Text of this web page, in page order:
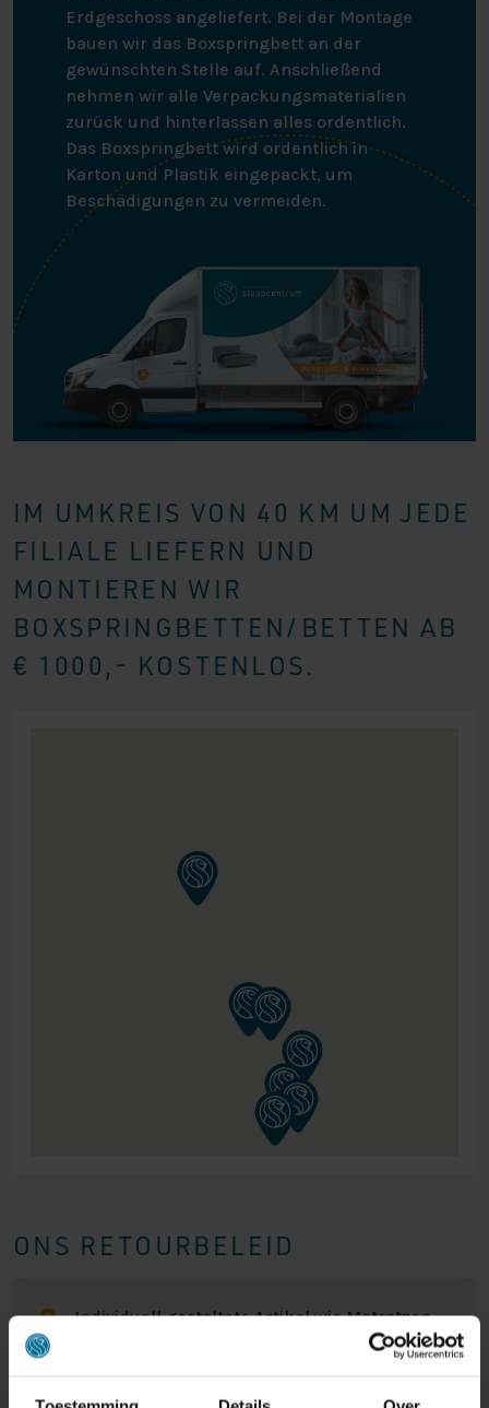
Erdgeschoss angeliefert. Bei der Montage
bauen wir das Boxspringbett an der
gewünschten Stelle auf. Anschließend
nehmen wir alle Verpackungsmaterialien
zurück und hinterlassen alles ordentlich.
Das Boxspringbett wird ordentlich in
Karton und Plastik eingepackt, um
Beschädigungen zu vermeiden.
IM UMKREIS VON 40 KM UM JEDE
FILIALE LIEFERN UND
MONTIEREN WIR
BOXSPRINGBETTEN/BETTEN AB
€ 1000,- KOSTENLOS.
ONS RETOURBELEID
Individuell gestaltete Artikel wie Matratzen,
Lattenroste, Obermatratzen und Boxspring-
Rückgabebestimmungen und können von